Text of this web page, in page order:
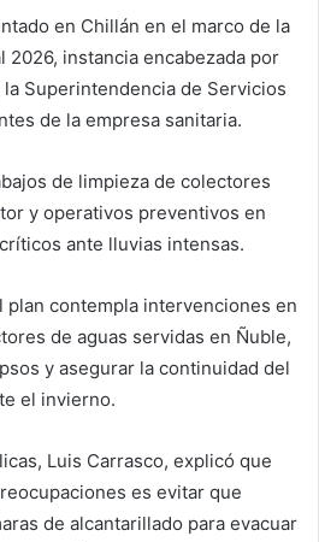
en Chillán en el marco de la
2026, instancia encabezada por
Superintendencia de Servicios
de la empresa sanitaria.
de limpieza de colectores
y operativos preventivos en
ante lluvias intensas.
plan contempla intervenciones en
de aguas servidas en Ñuble,
y asegurar la continuidad del
el invierno.
Luis Carrasco, explicó que
es evitar que
de alcantarillado para evacuar